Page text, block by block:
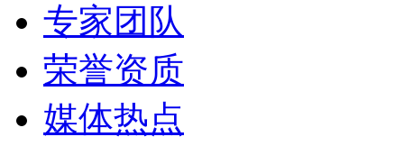
专家团队
荣誉资质
媒体热点